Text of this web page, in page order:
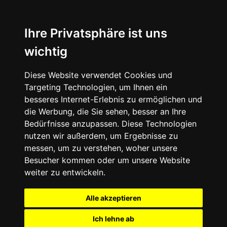
Ihre Privatsphäre ist uns
wichtig
Diese Website verwendet Cookies und
Targeting Technologien, um Ihnen ein
besseres Internet-Erlebnis zu ermöglichen und
die Werbung, die Sie sehen, besser an Ihre
Bedürfnisse anzupassen. Diese Technologien
nutzen wir außerdem, um Ergebnisse zu
messen, um zu verstehen, woher unsere
Besucher kommen oder um unsere Website
weiter zu entwickeln.
Alle akzeptieren
Ich lehne ab